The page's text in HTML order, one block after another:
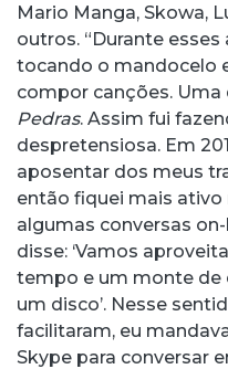
Mario Manga, Skowa,
outros. “Durante
tocando o mandocelo
compor canções. Uma
Pedras. Assim fui
despretensiosa. Em
aposentar dos meus
então fiquei mais ativo
algumas conversas
disse: ‘Vamos
tempo e um monte de
um disco’. Nesse
facilitaram, eu
Skype para conversar